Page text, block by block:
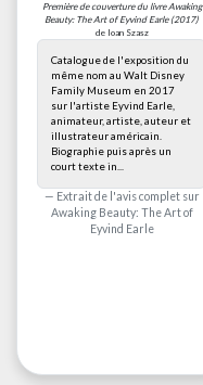
Première de couverture du livreAwaking
Beauty: The Art of Eyvind Earle(2017)
de Ioan Szasz
Catalogue de l'exposition du
même nom au Walt Disney
Family Museum en 2017
sur l'artiste Eyvind Earle,
animateur, artiste, auteur et
illustrateur américain.
Biographie puis après un
court texte in...
Extrait de l'avis complet sur
Awaking Beauty: The Art of
Eyvind Earle